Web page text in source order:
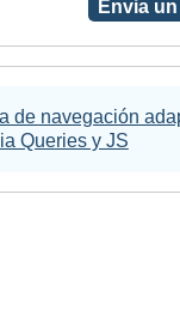
Envia
de navegación
Queries y JS